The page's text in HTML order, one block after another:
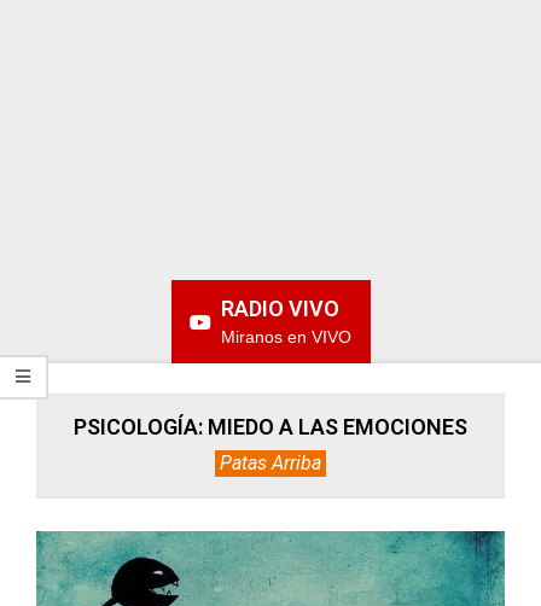
RADIO VIVO
Miranos en VIVO
PSICOLOGÍA: MIEDO A LAS EMOCIONES
Patas Arriba